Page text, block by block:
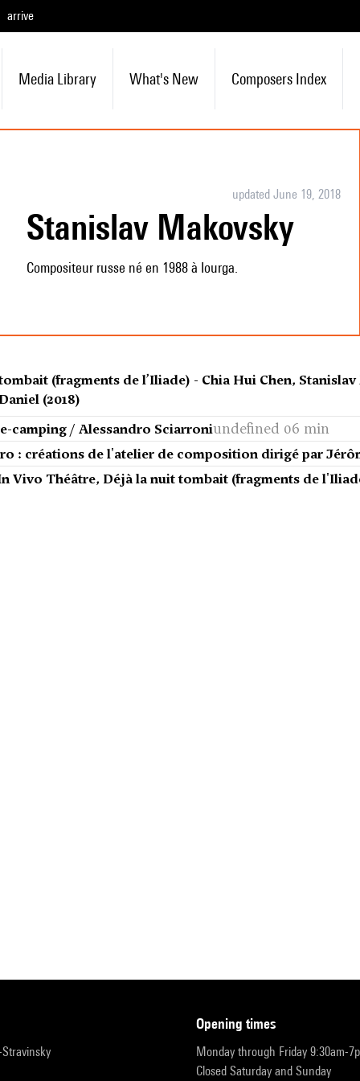
arrive
Media Library What's New Composers Index
updated June 19, 2018
Stanislav Makovsky
Compositeur russe né en 1988 à Iourga.
(fragments de l’Iliade) - Chia Hui Chen,
(2018)
camping / Alessandro Sciarroniundefined 06 min
: créations de l'atelier de composition dirigé par
Vivo Théâtre, Déjà la nuit tombait (fragments de
opening times
Monday through Friday 9:30am-
Closed Saturday and Sunday